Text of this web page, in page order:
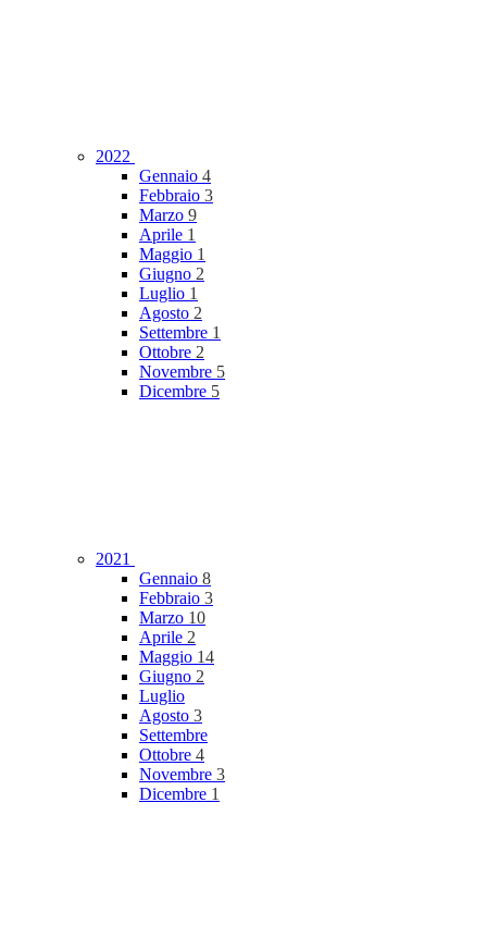
2022
Gennaio 4
Febbraio 3
Marzo 9
Aprile 1
Maggio 1
Giugno 2
Luglio 1
Agosto 2
Settembre 1
Ottobre 2
Novembre 5
Dicembre 5
2021
Gennaio 8
Febbraio 3
Marzo 10
Aprile 2
Maggio 14
Giugno 2
Luglio
Agosto 3
Settembre
Ottobre 4
Novembre 3
Dicembre 1